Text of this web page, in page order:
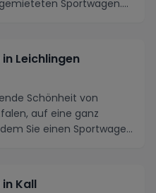
Sportwagen.
Leichlingen
Schönheit von
auf eine ganz
Sie einen Sportwagen
Kall